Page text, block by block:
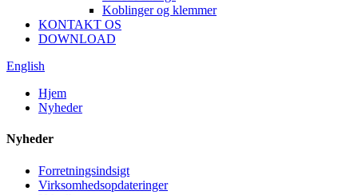
Koblinger og klemmer
KONTAKT OS
DOWNLOAD
English
Hjem
Nyheder
Nyheder
Forretningsindsigt
Virksomhedsopdateringer